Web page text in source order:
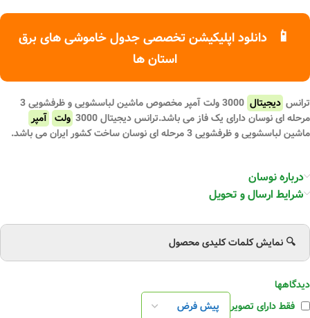
📱
دانلود اپلیکیشن تخصصی جدول خاموشی های برق
استان ها
ترانس دیجیتال
3000 ولت آمپر مخصوص ماشین لباسشویی و ظرفشویی 3
مرحله ای نوساندارای یک فاز می باشد.ترانس دیجیتال 3000 ولت آمپر
ماشین لباسشویی و ظرفشویی 3 مرحله ای نوسان ساخت کشور ایران می باشد.
درباره نوسان
شرایط ارسال و تحویل
🔍 نمایش کلمات کلیدی محصول
دیدگاهها
فقط دارای تصویر